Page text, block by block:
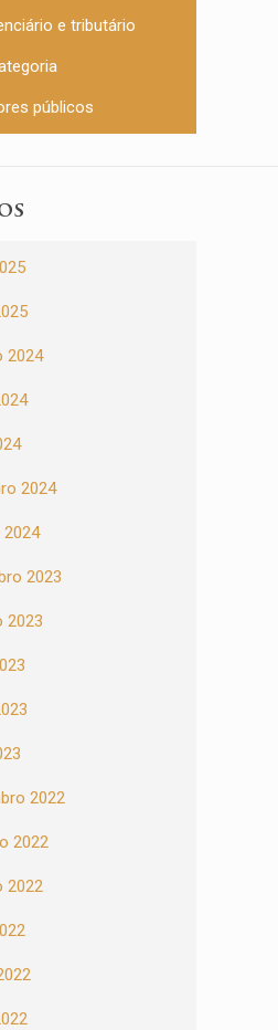
e tributário
públicos
2024
2024
2024
2023
2023
2022
2022
2022